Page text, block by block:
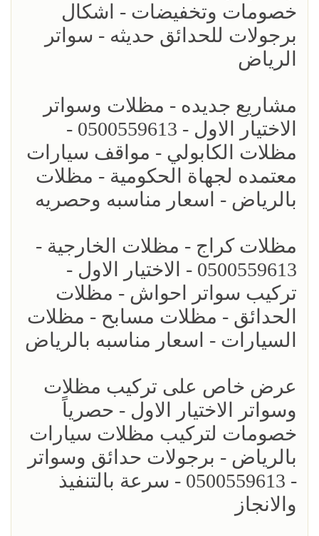
خصومات وتخفيضات - اشكال
برجولات للحدائق حديثه - سواتر
الرياض
مشاريع جديده - مظلات وسواتر
الاختيار الاول - 0500559613 -
مظلات الكابولي - مواقف سيارات
معتمده لجهاة الحكومية - مظلات
بالرياض - اسعار مناسبه وحصريه
مظلات كراج - مظلات الخارجية -
0500559613 - الاختيار الاول -
تركيب سواتر احواش - مظلات
الحدائق - مظلات مسابح - مظلات
السيارات - اسعار مناسبه بالرياض
عرض خاص على تركيب مظلات
وسواتر الاختيار الاول - حصرياً
خصومات لتركيب مظلات سيارات
بالرياض - برجولات حدائق وسواتر
- 0500559613 - سرعة بالتنفيذ
والانجاز